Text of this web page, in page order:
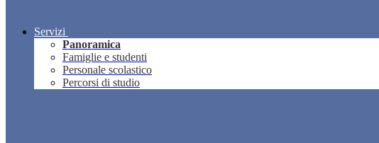
Servizi
Panoramica
Famiglie e studenti
Personale scolastico
Percorsi di studio